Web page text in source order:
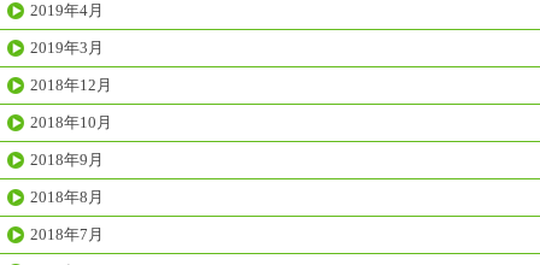
2019年4月
2019年3月
2018年12月
2018年10月
2018年9月
2018年8月
2018年7月